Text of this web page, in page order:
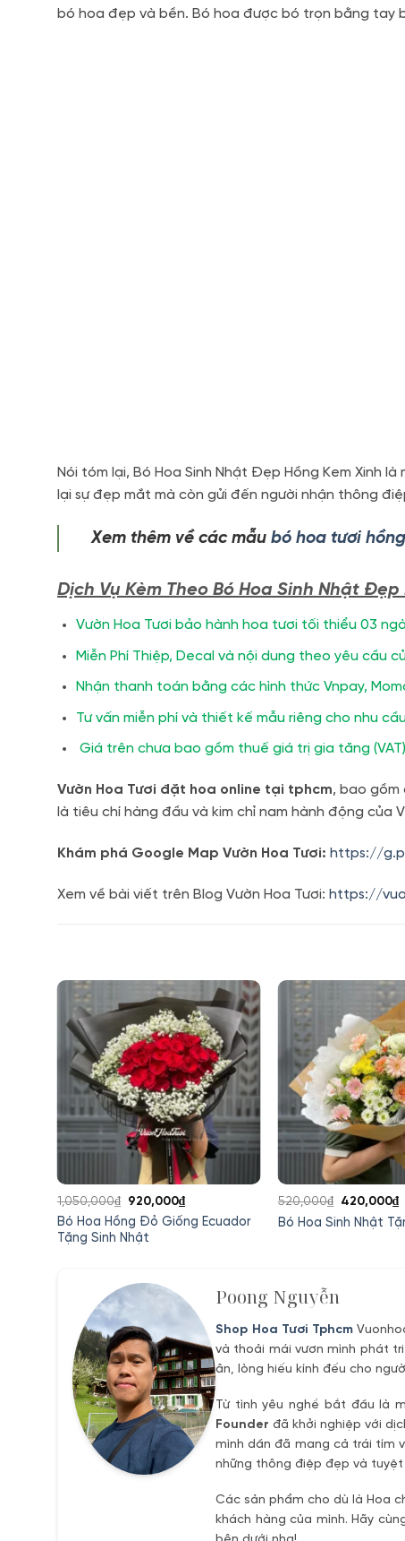
bó hoa đẹp và bền. Bó hoa được bó trọn bằng tay
Nói tóm lại, Bó Hoa Sinh Nhật Đẹp Hồng Kem Xinh
lại sự đẹp mắt mà còn gửi đến người nhận thông
Xem thêm về các mẫu bó hoa tươi hồng
Dịch Vụ Kèm Theo Bó Hoa Sinh Nhật Đẹp
Vườn Hoa Tươi bảo hành hoa tươi tối thiểu 03
Miễn Phí Thiệp, Decal và nội dung theo yêu cầu
Nhận thanh toán bằng các hình thức Vnpay,
Tư vấn miễn phí và thiết kế mẫu riêng cho nhu
Giá trên chưa bao gồm thuế giá trị gia tăng
Vườn Hoa Tươi đặt hoa online tại tphcm, bao gồm
là tiêu chí hàng đầu và kim chỉ nam hành động của
Khám phá Google Map Vườn Hoa Tươi: https://
Xem về bài viết trên Blog Vườn Hoa Tươi: https://
Bó Hoa Hồng Đỏ Giống Ecuador
Tặng Sinh Nhật
1,050,000₫
Giá
gốc
là:
920,000₫Giá
hiện
Bó Hoa Sinh Nhật
520,000₫
Giá
gốc
420,000₫
Poong Nguyễn
Shop Hoa Tươi Tphcm
và thoải mái vươn mình phát
ân, lòng hiếu kính đếu cho
Từ tình yêu nghề bắt đầu là
Founder đã khởi nghiệp với
mình dần đã mang cả trái tím
những thông điệp đẹp và tuyệt
Các sản phẩm cho dù là Hoa
khách hàng của mình. Hãy